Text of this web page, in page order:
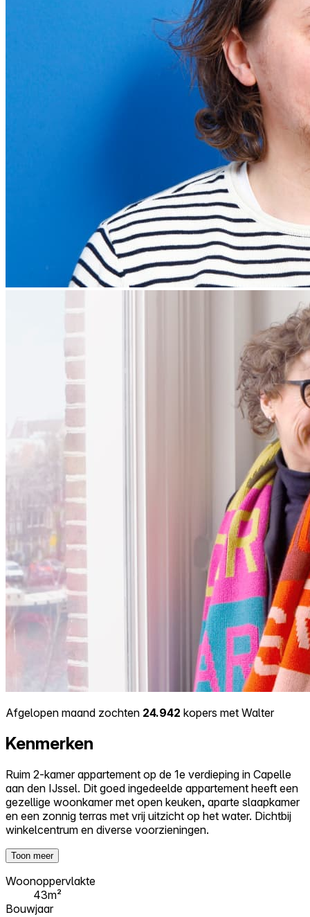
Afgelopen maand zochten 24.942 kopers met Walter
Kenmerken
Ruim 2-kamer appartement op de 1e verdieping in Capelle
aan den IJssel. Dit goed ingedeelde appartement heeft een
gezellige woonkamer met open keuken, aparte slaapkamer
en een zonnig terras met vrij uitzicht op het water. Dichtbij
winkelcentrum en diverse voorzieningen.
Toon meer
Woonoppervlakte
43m²
Bouwjaar